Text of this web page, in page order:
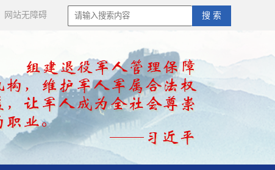
搜 索
网站无障碍